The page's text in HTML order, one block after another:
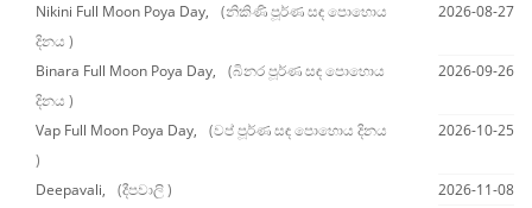
Nikini Full Moon Poya Day,
(නිකිණි පූර්ණ සඳ පොහොය
දිනය )
2026-08-27
Binara Full Moon Poya Day,
(බිනර පූර්ණ සඳ පොහොය
දිනය )
2026-09-26
Vap Full Moon Poya Day,
(වප් පූර්ණ සඳ පොහොය දිනය
)
2026-10-25
Deepavali, (දීපවාලි )
2026-11-08